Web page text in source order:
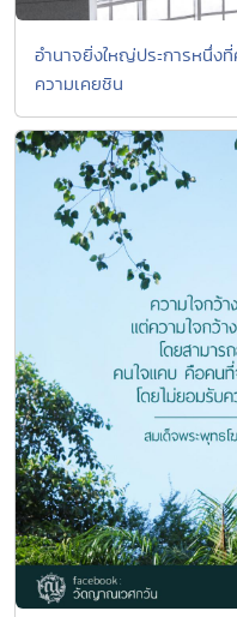
อำนาจยิ่งใหญ่ประการหนึ่ง
ความเคยชิน